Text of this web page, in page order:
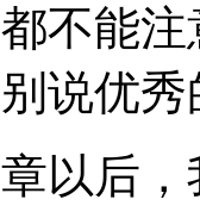
不能
说优
以后